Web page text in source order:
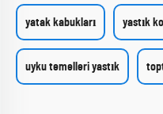
yatak kabukları yastık
uyku temelleri yastık